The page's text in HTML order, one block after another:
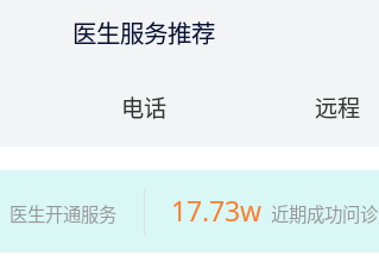
医生服务推荐
电话 远程
医生开通服务 17.73w 近期成功问诊